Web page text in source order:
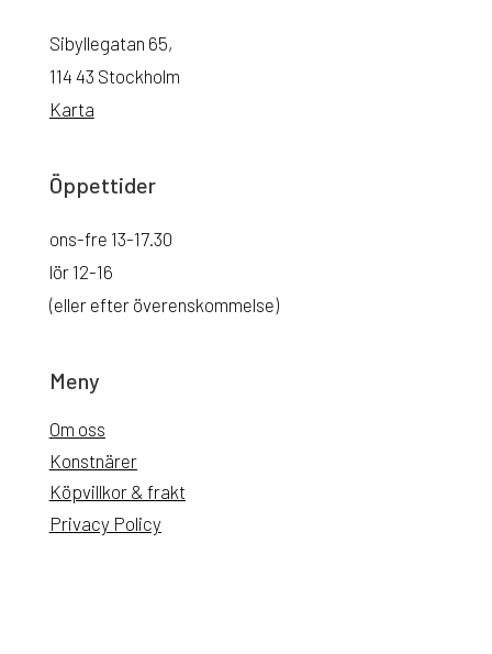
Sibyllegatan 65,
114 43 Stockholm
Karta
Öppettider
ons-fre 13-17.30
lör 12-16
(eller efter överenskommelse)
Meny
Om oss
Konstnärer
Köpvillkor & frakt
Privacy Policy